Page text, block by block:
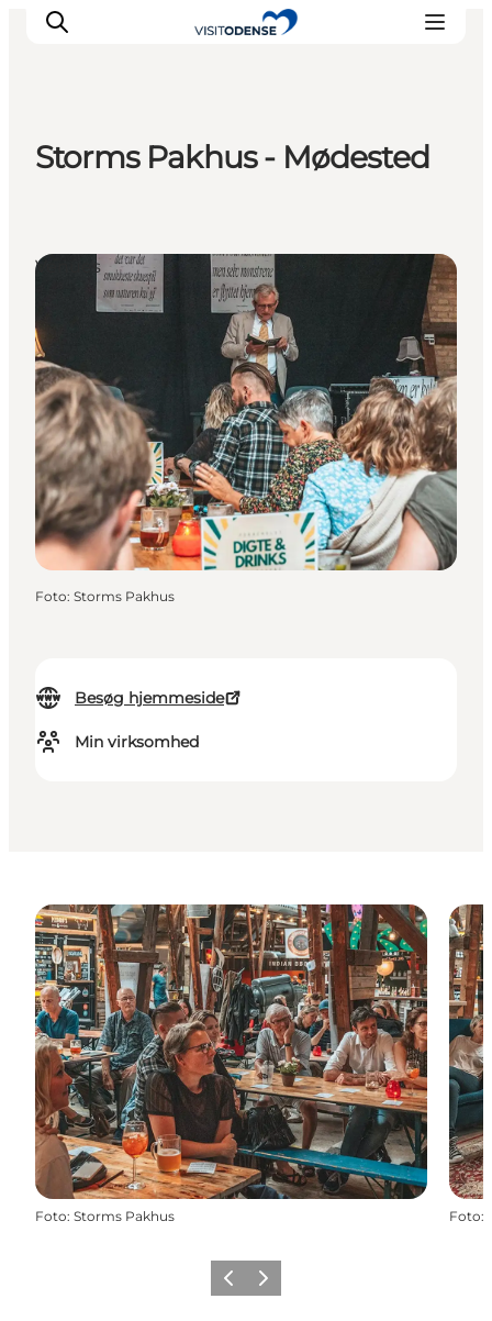
Planlæg din tur
Inspiration
Storms Pakhus - Mødested
Besøg hjemmeside
Min virksomhed
Venues
Foto: Storms Pakhus
Foto: Storms Pakhus Foto:
ForrigeNæste